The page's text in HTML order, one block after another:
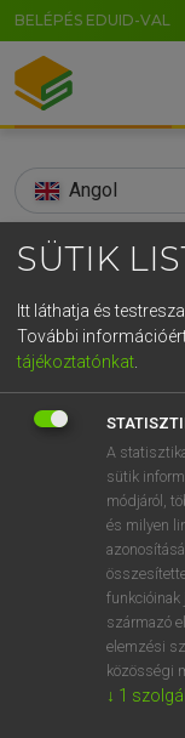
BELÉPÉS EDUID-VAL
Angol
search
TALÁLATOK
spring-butt
Díjmentes
spring-butt fn
⚲ spring-butt
SÜTIK
Itt láthatja és
További
tájékoztatónkat
A
sütik
módjáról,
és milyen
funkcióinak
származó
elemzési
közösségi
↓ 1
5 6 7
j k
n